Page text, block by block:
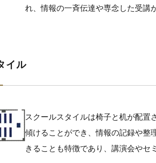
れ、情報の一斉伝達や専念した受講
イル
スクールスタイルは椅子と机が配置
傾けることができ、情報の記録や整
きることも特徴であり、講演会やセ